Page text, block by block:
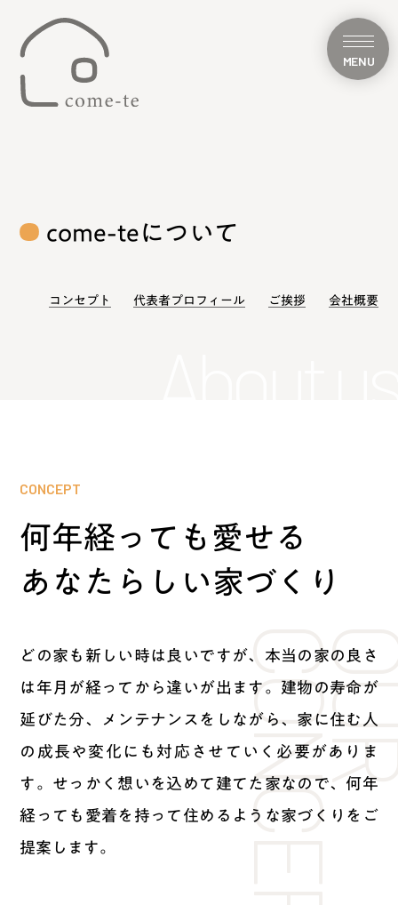
come-teについて
コンセプト 代表者プロフィール ご挨拶 会社概要
何年経っても愛せる
あなたらしい家づくり
CONCEPT
どの家も新しい時は良いですが、 本当の家の良さ
は年⽉が経ってから違いが出ます。 建物の寿命が
延びた分、メンテナンスをしながら、 家に住む⼈
の成⻑や変化にも対応させていく必要がありま
す。 せっかく想いを込めて建てた家なので、 何年
経っても愛着を持って住めるような家づくりをご
提案します。
CONCEPT